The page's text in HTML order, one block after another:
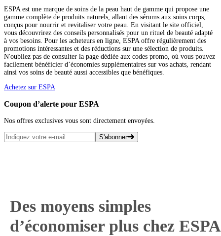
ESPA est une marque de soins de la peau haut de gamme qui propose une
gamme complète de produits naturels, allant des sérums aux soins corps,
conçus pour nourrir et revitaliser votre peau. En visitant le site officiel,
vous découvrirez des conseils personnalisés pour un rituel de beauté adapté
à vos besoins. Pour les acheteurs en ligne, ESPA offre régulièrement des
promotions intéressantes et des réductions sur une sélection de produits.
N'oubliez pas de consulter la page dédiée aux codes promo, où vous pouvez
facilement bénéficier d’économies supplémentaires sur vos achats, rendant
ainsi vos soins de beauté aussi accessibles que bénéfiques.
Achetez sur ESPA
Coupon d’alerte pour ESPA
Nos offres exclusives vous sont directement envoyées.
S'abonner
Des moyens simples
d’économiser plus chez ESPA